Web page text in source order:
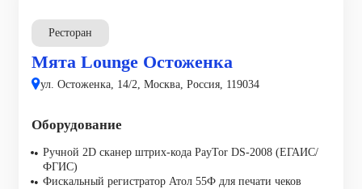
Ресторан
Мята Lounge Остоженка
ул. Остоженка, 14/2, Москва, Россия, 119034
Оборудование
Ручной 2D сканер штрих-кода PayTor DS-2008 (ЕГАИС/
ФГИС)
Фискальный регистратор Атол 55Ф для печати чеков